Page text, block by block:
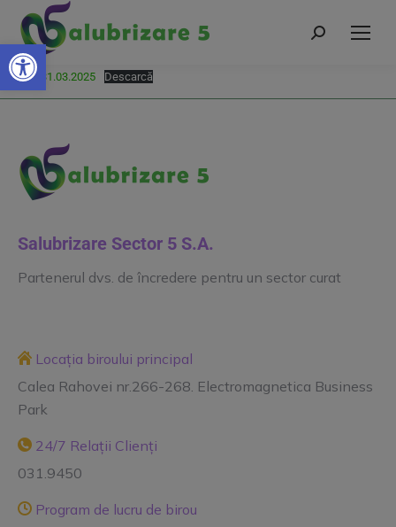
Deschide bara de unelte
HCL-55-31.03.2025 Descarcă
Salubrizare Sector 5 S.A.
Partenerul dvs. de încredere pentru un sector curat
Locația biroului principal
Calea Rahovei nr.266-268. Electromagnetica Business
Park
24/7 Relații Clienți
031.9450
Program de lucru de birou